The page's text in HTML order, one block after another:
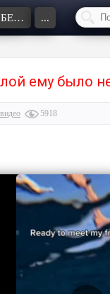
#ЦЕНЫ НА БЕНЗИН ...
ему было
видео 5918